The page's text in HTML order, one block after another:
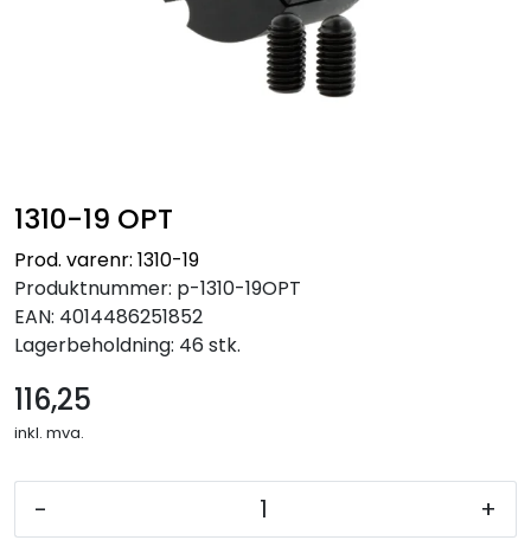
1310-19 OPT
Prod. varenr: 1310-19
Produktnummer: p-1310-19OPT
EAN: 4014486251852
Lagerbeholdning: 46 stk.
116,25
inkl. mva.
- +